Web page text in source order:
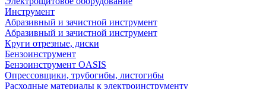
Инструмент
Абразивный и зачистной инструмент
Абразивный и зачистной инструмент
Круги отрезные, диски
Бензоинструмент
Бензоинструмент OASIS
Опрессовщики, трубогибы, листогибы
Расходные материалы к электроинструменту